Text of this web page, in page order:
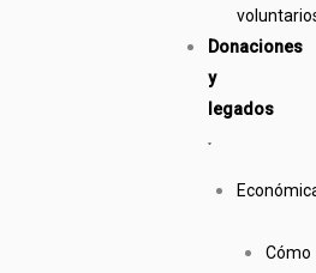
Donaciones
y
legados
Cómo